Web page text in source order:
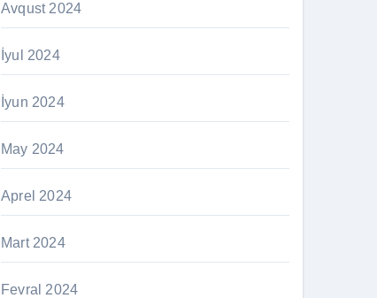
Avqust 2024
İyul 2024
İyun 2024
May 2024
Aprel 2024
Mart 2024
Fevral 2024